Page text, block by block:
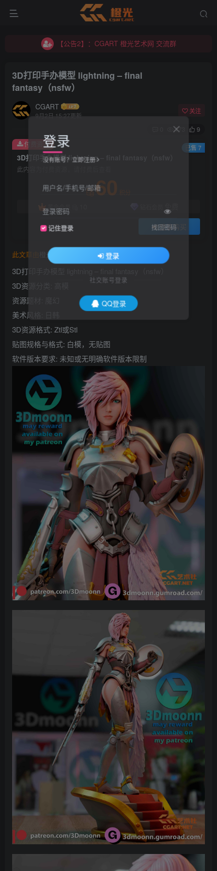
【公告2】：CGART 橙光艺术网 交流群
【公告2】：CGART 橙光艺术网 交流群
3D打印手办模型 lightning – final
fantasy（nsfw）
CGART
9月2日 15:27更新
关注
173 9
3D打印手办模型 lightning – final fantasy（nsfw）
此内容为付费资源，请付费后查看
60
黄金会员
登录购买
付费资源 已售 7
此文章由 橙光艺术网(www.cgart.net)
3D打印手办模型 lightning – final fantasy（nsfw）
3D资源分类: 高模
资源题材: 魔幻
美术风格: 日韩
3D资源格式: Ztl或Stl
贴图规格与格式: 白模，无贴图
软件版本要求: 未知或无明确软件版本限制
登录
没有账号？立即注册
用户名/手机号/邮箱
登录密码
记住登录 找回密码
登录
社交账号登录
QQ登录